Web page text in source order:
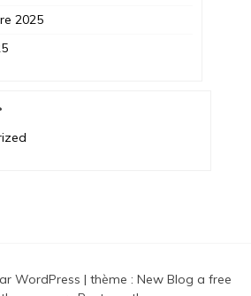
2025
WordPress | thème : New Blog a free